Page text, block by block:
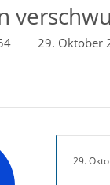
29. Oktober
29.